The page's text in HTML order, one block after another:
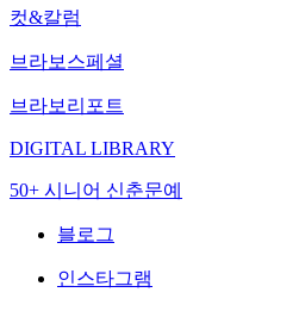
컷&칼럼
브라보스페셜
브라보리포트
DIGITAL LIBRARY
50+ 시니어 신춘문예
블로그
인스타그램